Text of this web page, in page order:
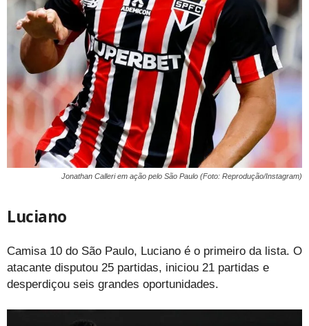
Jonathan Calleri em ação pelo São Paulo (Foto: Reprodução/Instagram)
Luciano
Camisa 10 do São Paulo, Luciano é o primeiro da lista. O
atacante disputou 25 partidas, iniciou 21 partidas e
desperdiçou seis grandes oportunidades.